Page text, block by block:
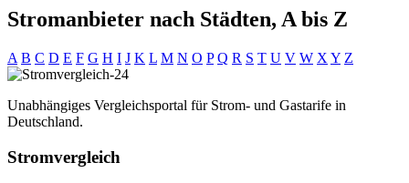
Stromanbieter nach Städten, A bis Z
A B C D E F G H I J K L M N O P Q R S T U V W X Y Z
Unabhängiges Vergleichsportal für Strom- und Gastarife in
Deutschland.
Stromvergleich